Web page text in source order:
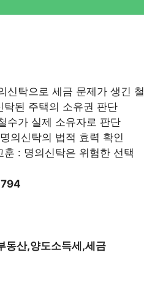
신탁으로 세금 문제가 생긴
탁된 주택의 소유권 판단
수가 실제 소유자로 판단
의신탁의 법적 효력 확인
훈 : 명의신탁은 위험한 선택
동산,양도소득세,세금